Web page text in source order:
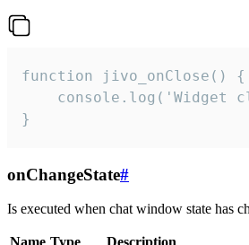
function jivo_onClose() {
console.log('Widget
}
onChangeState#
Is executed when chat window state has